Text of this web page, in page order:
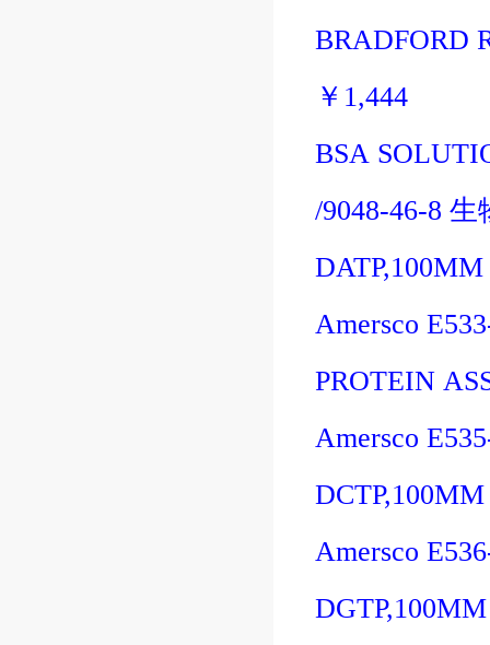
BRADFORD
￥ 1,444
BSA
/9048-46-8 生
Amersco
PROTEIN
Amersco
Amersco